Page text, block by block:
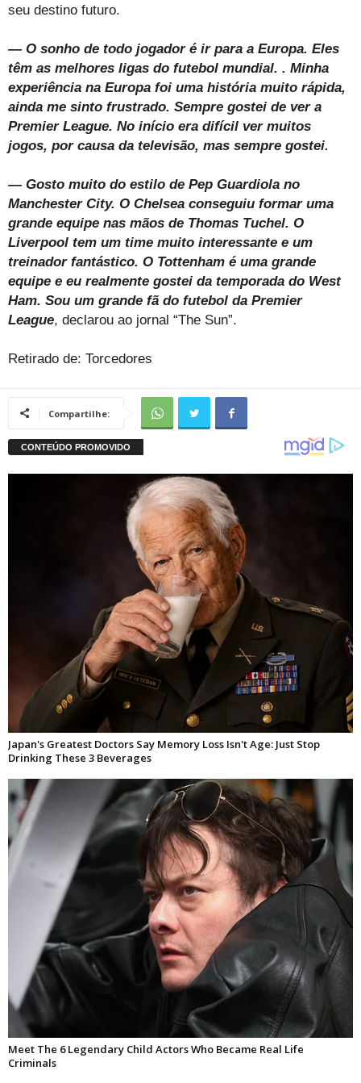
seu destino futuro.
— O sonho de todo jogador é ir para a Europa. Eles
têm as melhores ligas do futebol mundial. . Minha
experiência na Europa foi uma história muito rápida,
ainda me sinto frustrado. Sempre gostei de ver a
Premier League. No início era difícil ver muitos
jogos, por causa da televisão, mas sempre gostei.
— Gosto muito do estilo de Pep Guardiola no
Manchester City. O Chelsea conseguiu formar uma
grande equipe nas mãos de Thomas Tuchel. O
Liverpool tem um time muito interessante e um
treinador fantástico. O Tottenham é uma grande
equipe e eu realmente gostei da temporada do West
Ham. Sou um grande fã do futebol da Premier
League, declarou ao jornal “The Sun”.
Retirado de: Torcedores
Compartilhe: